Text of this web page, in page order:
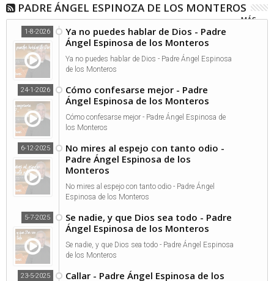
PADRE ÁNGEL ESPINOZA DE LOS MONTEROS
MÁS...
Ya no puedes hablar de Dios - Padre
Ángel Espinosa de los Monteros
1-8-2026
Ya no puedes hablar de Dios - Padre Ángel Espinosa
de los Monteros
Cómo confesarse mejor - Padre
Ángel Espinosa de los Monteros
24-1-2026
Cómo confesarse mejor - Padre Ángel Espinosa de
los Monteros
No mires al espejo con tanto odio -
Padre Ángel Espinosa de los
Monteros
6-12-2025
No mires al espejo con tanto odio - Padre Ángel
Espinosa de los Monteros
Se nadie, y que Dios sea todo - Padre
Ángel Espinosa de los Monteros
5-7-2025
Se nadie, y que Dios sea todo - Padre Ángel Espinosa
de los Monteros
Callar - Padre Ángel Espinosa de los
23-5-2025